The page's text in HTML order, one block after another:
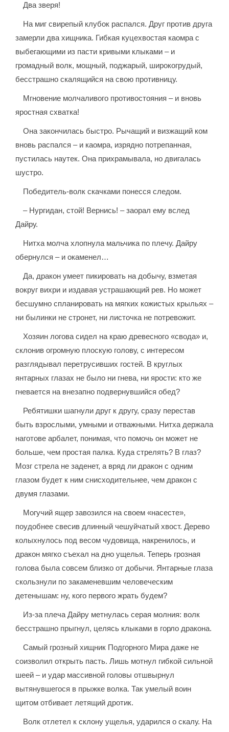
Два зверя!
На миг свирепый клубок распался. Друг против друга
замерли два хищника. Гибкая куцехвостая каомра с
выбегающими из пасти кривыми клыками – и
громадный волк, мощный, поджарый, широкогрудый,
бесстрашно скалящийся на свою противницу.
Мгновение молчаливого противостояния – и вновь
яростная схватка!
Она закончилась быстро. Рычащий и визжащий ком
вновь распался – и каомра, изрядно потрепанная,
пустилась наутек. Она прихрамывала, но двигалась
шустро.
Победитель-волк скачками понесся следом.
– Нургидан, стой! Вернись! – заорал ему вслед
Дайру.
Нитха молча хлопнула мальчика по плечу. Дайру
обернулся – и окаменел…
Да, дракон умеет пикировать на добычу, взметая
вокруг вихри и издавая устрашающий рев. Но может
бесшумно спланировать на мягких кожистых крыльях –
ни былинки не стронет, ни листочка не потревожит.
Хозяин логова сидел на краю древесного «свода» и,
склонив огромную плоскую голову, с интересом
разглядывал перетрусивших гостей. В круглых
янтарных глазах не было ни гнева, ни ярости: кто же
гневается на внезапно подвернувшийся обед?
Ребятишки шагнули друг к другу, сразу перестав
быть взрослыми, умными и отважными. Нитха держала
наготове арбалет, понимая, что помочь он может не
больше, чем простая палка. Куда стрелять? В глаз?
Мозг стрела не заденет, а вряд ли дракон с одним
глазом будет к ним снисходительнее, чем дракон с
двумя глазами.
Могучий ящер завозился на своем «насесте»,
поудобнее свесив длинный чешуйчатый хвост. Дерево
колыхнулось под весом чудовища, накренилось, и
дракон мягко съехал на дно ущелья. Теперь грозная
голова была совсем близко от добычи. Янтарные глаза
скользнули по закаменевшим человеческим
детенышам: ну, кого первого жрать будем?
Из-за плеча Дайру метнулась серая молния: волк
бесстрашно прыгнул, целясь клыками в горло дракона.
Самый грозный хищник Подгорного Мира даже не
соизволил открыть пасть. Лишь мотнул гибкой сильной
шеей – и удар массивной головы отшвырнул
вытянувшегося в прыжке волка. Так умелый воин
щитом отбивает летящий дротик.
Волк отлетел к склону ущелья, ударился о скалу. На